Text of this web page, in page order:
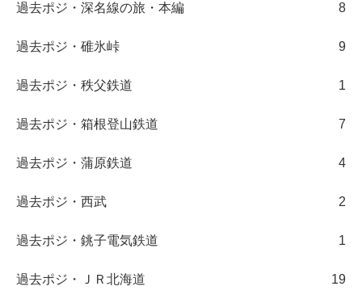
過去ポジ・深名線の旅・本編 8
過去ポジ・碓氷峠 9
過去ポジ・秩父鉄道 1
過去ポジ・箱根登山鉄道 7
過去ポジ・蒲原鉄道 4
過去ポジ・西武 2
過去ポジ・銚子電気鉄道 1
過去ポジ・ＪＲ北海道 19